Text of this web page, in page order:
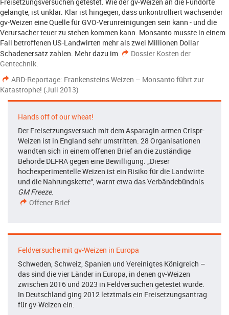
gelangte, ist unklar. Klar ist hingegen, dass unkontrolliert wachsender
gv-Weizen eine Quelle für GVO-Verunreinigungen sein kann - und die
Verursacher teuer zu stehen kommen kann. Monsanto musste in einem
Fall betroffenen US-Landwirten mehr als zwei Millionen Dollar
Schadenersatz zahlen. Mehr dazu im
Dossier Kosten der
Gentechnik.
ARD-Reportage: Frankensteins Weizen – Monsanto führt zur
Katastrophe! (Juli 2013)
Hands off of our wheat!
Der Freisetzungsversuch mit dem Asparagin-armen Crispr-
Weizen ist in England sehr umstritten. 28 Organisationen
wandten sich in einem offenen Brief an die zuständige
Behörde DEFRA gegen eine Bewilligung. „Dieser
hochexperimentelle Weizen ist ein Risiko für die Landwirte
und die Nahrungskette“, warnt etwa das Verbändebündnis
GM Freeze.
Offener Brief
Feldversuche mit gv-Weizen in Europa
Schweden, Schweiz, Spanien und Vereinigtes Königreich –
das sind die vier Länder in Europa, in denen gv-Weizen
zwischen 2016 und 2023 in Feldversuchen getestet wurde.
In Deutschland ging 2012 letztmals ein Freisetzungsantrag
für gv-Weizen ein.